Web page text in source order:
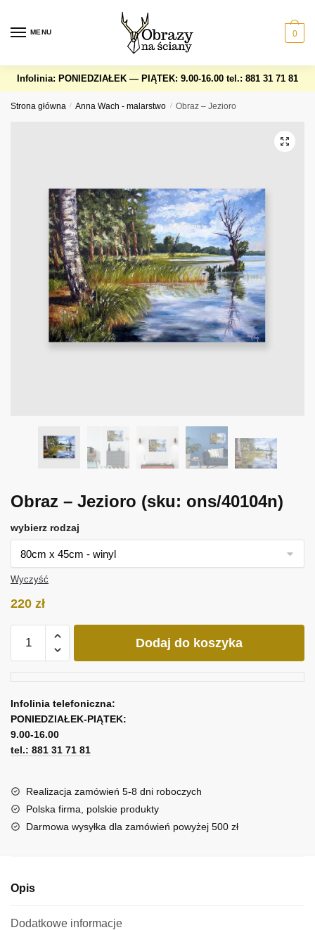
navigation
content
MENU 0
Infolinia: PONIEDZIAŁEK — PIĄTEK: 9.00-16.00 tel.: 881 31 71 81
Strona główna / Anna Wach - malarstwo / Obraz – Jezioro
Obraz – Jezioro (sku: ons/40104n)
wybierz rodzaj
Wyczyść
220 zł
Obraz
Dodaj do koszyka
Infolinia telefoniczna:
PONIEDZIAŁEK-PIĄTEK:
9.00-16.00
tel.: 881 31 71 81
Realizacja zamówień 5-8 dni roboczych
Polska firma, polskie produkty
Darmowa wysyłka dla zamówień powyżej 500 zł
Opis
Dodatkowe informacje